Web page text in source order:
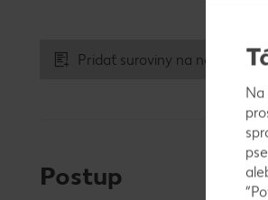
Pridať suroviny na nákupný
Postup
Na